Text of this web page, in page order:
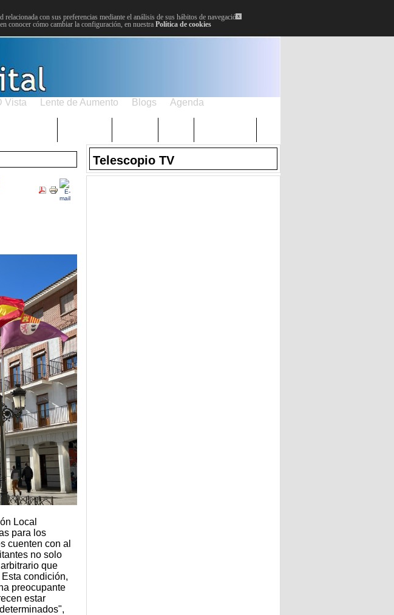
x
con sus preferencias mediante el análisis de sus hábitos de navegación.
conocer cómo cambiar la configuración, en nuestra Política de cookies
Vista Lente de Aumento Blogs Agenda
Local
para los
cuenten con al
no solo
que
condición,
preocupante
estar
Telescopio TV